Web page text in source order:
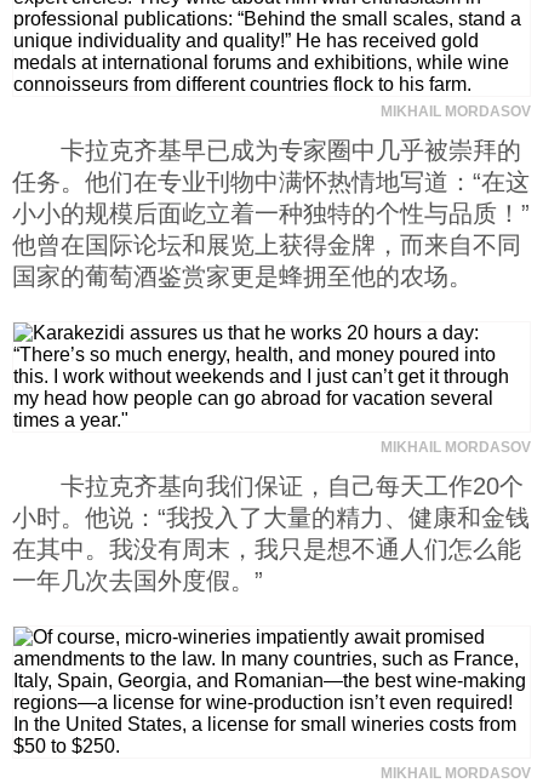
MIKHAIL MORDASOV
卡拉克齐基早已成为专家圈中几乎被崇拜的
任务。他们在专业刊物中满怀热情地写道：“在这
小小的规模后面屹立着一种独特的个性与品质！”
他曾在国际论坛和展览上获得金牌，而来自不同
国家的葡萄酒鉴赏家更是蜂拥至他的农场。
MIKHAIL MORDASOV
卡拉克齐基向我们保证，自己每天工作20个
小时。他说：“我投入了大量的精力、健康和金钱
在其中。我没有周末，我只是想不通人们怎么能
一年几次去国外度假。”
MIKHAIL MORDASOV